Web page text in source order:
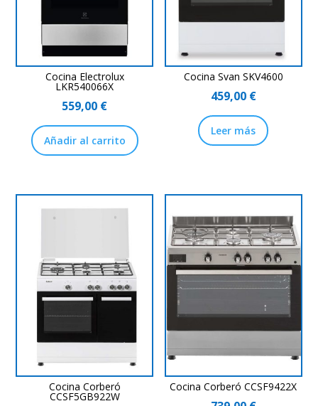
Cocina Electrolux
LKR540066X
559,00 €
Añadir al carrito
Cocina Svan SKV4600
459,00 €
Leer más
Cocina Corberó
CCSF5GB922W
Cocina Corberó CCSF9422X